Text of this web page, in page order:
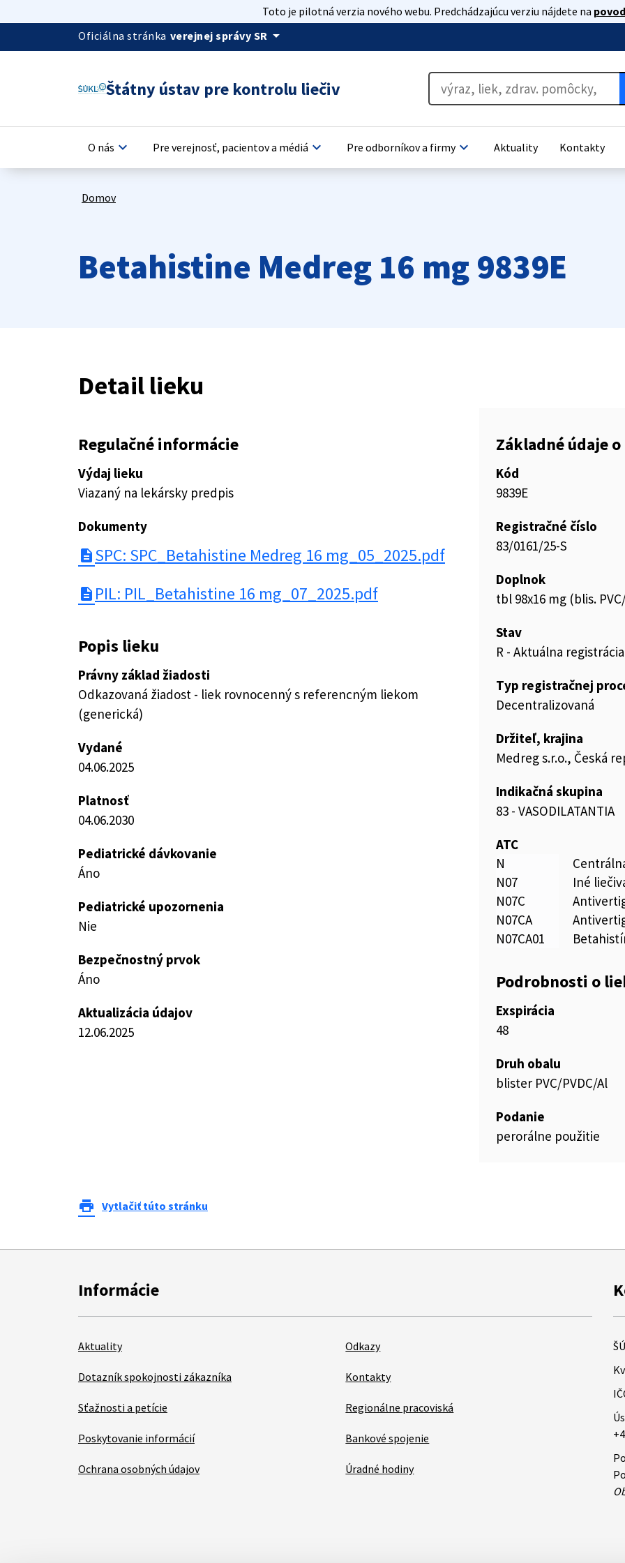
Toto je pilotná verzia nového webu. Predchádzajúcu verziu nájdete na
Oficiálna stránka verejnej správy SR arrow_drop_down
Štátny ústav pre kontrolu liečiv
O nás keyboard_arrow_down Pre verejnosť, pacientov a médiá keyboard_arrow_down Pre odborníkov a firmykeyboard_arrow_down Aktuality Kontakty
Domov
Betahistine Medreg 16 mg 9839E
Detail lieku
Regulačné informácie
Výdaj lieku
Viazaný na lekársky predpis
Dokumenty
description SPC: SPC_Betahistine Medreg 16 mg_05_2025.pdf
description PIL: PIL_Betahistine 16 mg_07_2025.pdf
Popis lieku
Právny základ žiadosti
Odkazovaná žiadost - liek rovnocenný s referencným liekom
(generická)
Vydané
04.06.2025
Platnosť
04.06.2030
Pediatrické dávkovanie
Áno
Pediatrické upozornenia
Nie
Bezpečnostný prvok
Áno
Aktualizácia údajov
12.06.2025
Základné údaje
Kód
9839E
Registračné číslo
83/0161/25-S
Doplnok
tbl 98x16 mg (blis.
Stav
R - Aktuálna registrácia
Typ registračnej
Decentralizovaná
Držiteľ, krajina
Medreg s.r.o., Česká
Indikačná skupina
83 - VASODILATANTIA
ATC
N
N07
Iné
N07C
N07CA
N07CA01
Podrobnosti o
Exspirácia
48
Druh obalu
blister PVC/PVDC/Al
Podanie
perorálne použitie
print Vytlačiť túto stránku
Informácie
Aktuality
Dotazník spokojnosti zákazníka
Sťažnosti a petície
Poskytovanie informácií
Ochrana osobných údajov
Odkazy
Kontakty
Regionálne pracoviská
Bankové spojenie
Úradné hodiny